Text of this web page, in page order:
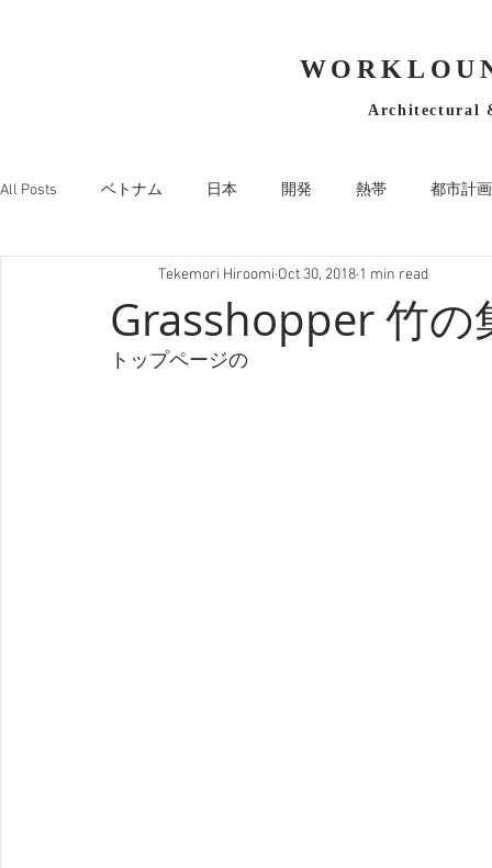
Architectural
All Posts ベトナム 日本 開発 熱帯 都市計画
Grasshopper 竹の
Tekemori Hiroomi Oct 30, 2018 1 min read
トップページの